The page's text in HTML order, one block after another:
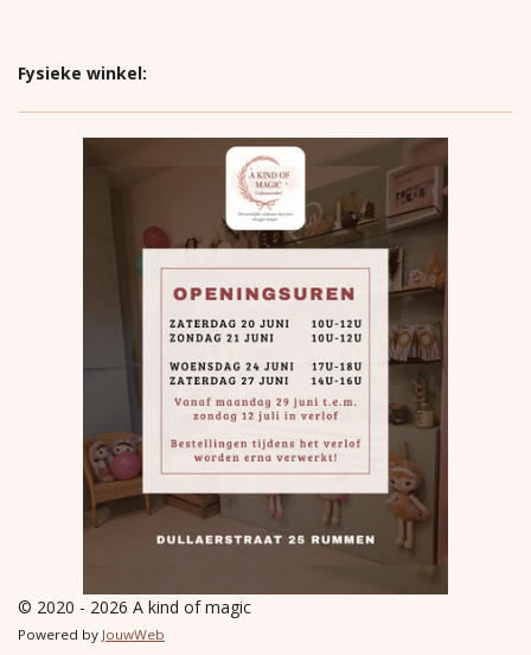
Fysieke winkel:
© 2020 - 2026 A kind of magic
Powered by JouwWeb